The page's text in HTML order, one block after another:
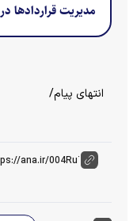
مدیریت قراردادها
انتهای پیام/